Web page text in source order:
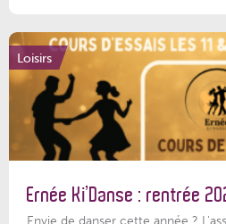
Loisirs
Ernée Ki’Danse : rentrée
Envie de danser cette année ?